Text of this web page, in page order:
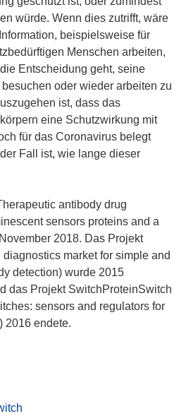
würde. Wenn dies zutrifft, wäre
beispielsweise für
Menschen arbeiten,
Entscheidung geht, seine
oder wieder arbeiten zu
ist, dass das
eine Schutzwirkung mit
für das Coronavirus belegt
Fall ist, wie lange dieser
antibody drug
sensors proteins and a
2018. Das Projekt
market for simple and
detection) wurde 2015
das Projekt SwitchProteinSwitch
sensors and regulators for
2016 endete.